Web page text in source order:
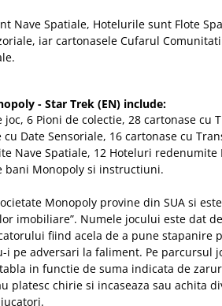
Nave Spatiale, Hotelurile sunt Flote
iar cartonasele Cufarul
- Star Trek (EN) include:
joc, 6 Pioni de colectie, 28 cartonase cu
cu Date Sensoriale, 16 cartonase cu
Nave Spatiale, 12 Hoteluri redenumite
bani Monopoly si instructiuni.
Monopoly provine din SUA si
imobiliare”. Numele jocului este dat
fiind acela de a pune stapanire
i pe adversari la faliment. Pe parcursul
in functie de suma indicata de
platesc chirie si incaseaza sau achita